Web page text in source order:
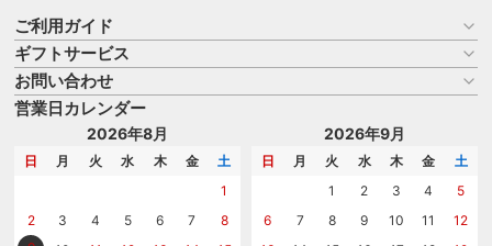
ご利用ガイド
お買い物ガイド
よくある質問
はじめての記念品選び
記念品工房の使い方
ギフトサービス
名入れについて
のし
メッセージカード
お問い合わせ
商品選びを相談する
名入れについて相談する
カタログを請求する
営業日カレンダー
2026年8月
日 月 火 水 木 金
土
1
2
3 4 5 6 7
8
2026年9月
日 月 火 水 木 金
土
1
2 3 4
5
6
7 8 9 10 11
12